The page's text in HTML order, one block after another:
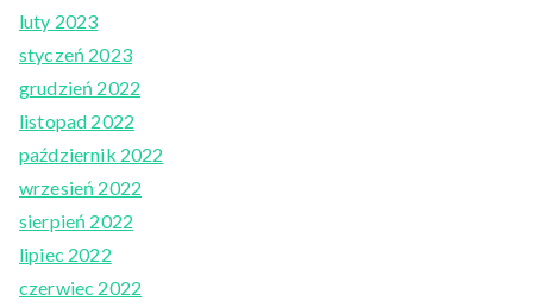
luty 2023
styczeń 2023
grudzień 2022
listopad 2022
październik 2022
wrzesień 2022
sierpień 2022
lipiec 2022
czerwiec 2022